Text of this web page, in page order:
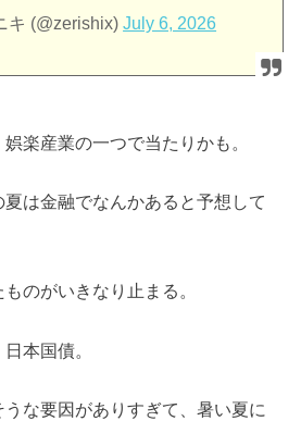
キ (@zerishix)July 6, 2026
楽産業の一つで当たりかも。
は金融でなんかあると予想して
のがいきなり止まる。
本国債。
な要因がありすぎて、暑い夏に